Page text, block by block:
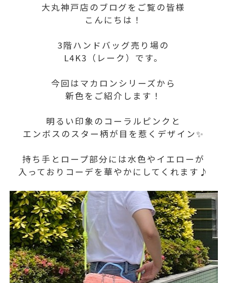
大丸神戸店のブログをご覧の皆様
こんにちは！
3階ハンドバッグ売り場の
L4K3（レーク）です。
今回はマカロンシリーズから
新色をご紹介します！
明るい印象のコーラルピンクと
エンボスのスター柄が目を惹くデザイン✨
持ち手とロープ部分には水色やイエローが
入っておりコーデを華やかにしてくれます♪